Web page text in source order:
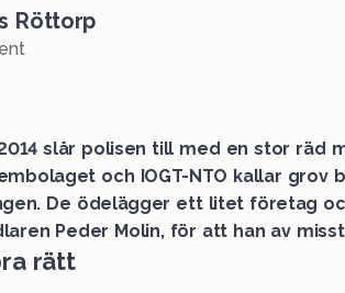
Röttorp
slår polisen till med en stor räd
och IOGT-NTO kallar grov
De ödelägger ett litet företag
Peder Molin, för att han av
rätt